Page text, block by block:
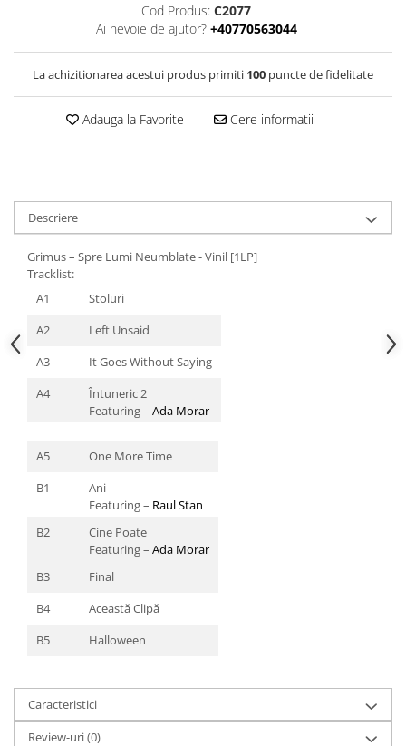
Cod Produs: C2077
Ai nevoie de ajutor? +40770563044
La achizitionarea acestui produs primiti 100 puncte de fidelitate
Adauga la Favorite Cere informatii
Descriere
Grimus – Spre Lumi Neumblate - Vinil [1LP]
Tracklist:
A1
Stoluri
A2
Left Unsaid
A3
It Goes Without Saying
A4
Întuneric 2
Featuring– Ada Morar
A5
One More Time
B1
Ani
Featuring– Raul Stan
B2
Cine Poate
Featuring– Ada Morar
B3
Final
B4
Această Clipă
B5
Halloween
Caracteristici
Review-uri(0)